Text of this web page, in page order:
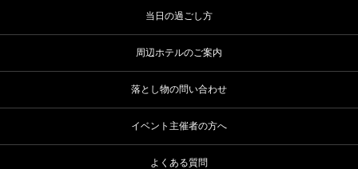
当日の過ごし方
周辺ホテルのご案内
落とし物の問い合わせ
イベント主催者の方へ
よくある質問